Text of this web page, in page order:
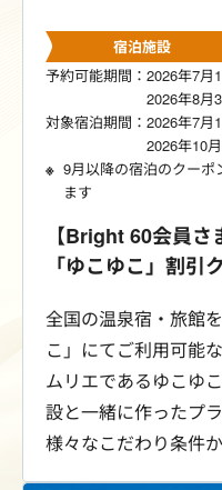
宿泊施設
予約可能期間：2026年7月
2026年8月
対象宿泊期間：2026年7月
2026年10
9月以降の宿泊のクーポ
ます
【Bright 60会員
「ゆこゆこ」割引
全国の温泉宿・旅館
こ」にてご利用可能
ムリエであるゆこゆ
設と一緒に作ったプ
様々なこだわり条件